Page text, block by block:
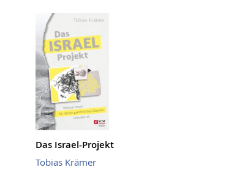
Das Israel-Projekt
Tobias Krämer